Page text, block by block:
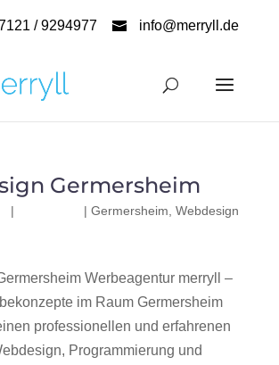
/ 9294977 info@merryll.de
Germersheim
| | Germersheim Webdesign
Werbeagentur merryll –
im Raum Germersheim
professionellen und erfahrenen
Programmierung und